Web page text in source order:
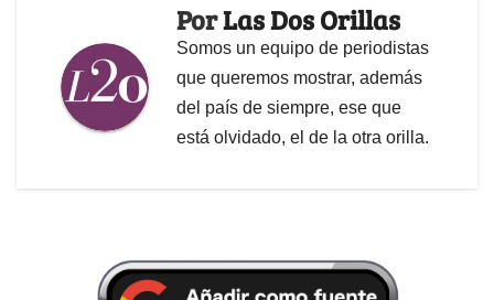
PorLas Dos Orillas
Somos un equipo de periodistas
que queremos mostrar, además
del país de siempre, ese que
está olvidado, el de la otra orilla.